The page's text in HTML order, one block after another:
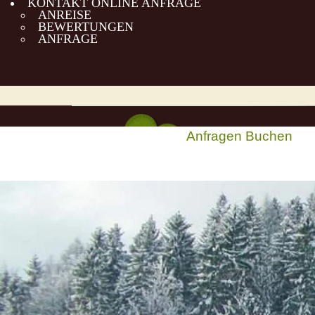
ANREISE
BEWERTUNGEN
ANFRAGE
Anfragen Buchen